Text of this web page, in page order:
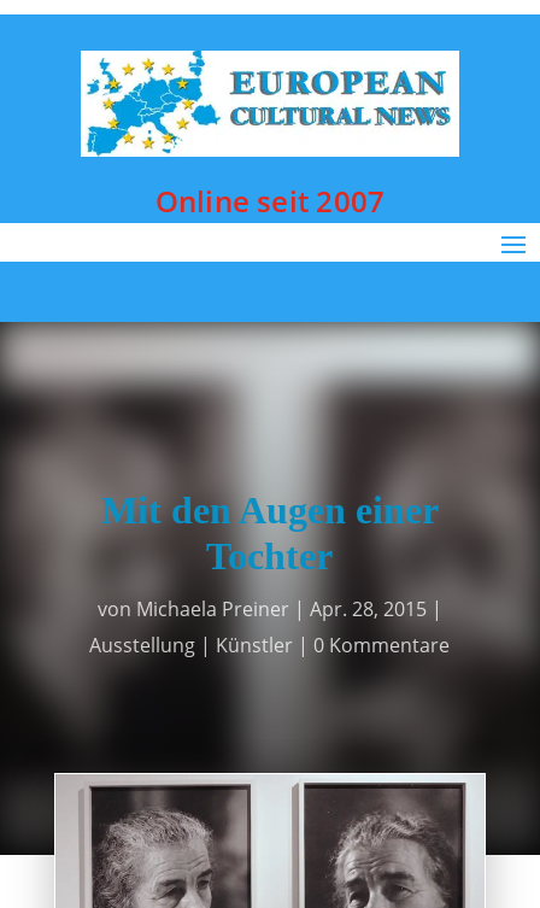
Online seit 2007
Mit den Augen einer
Tochter
von Michaela Preiner| Apr. 28, 2015|
Ausstellung | Künstler |0 Kommentare